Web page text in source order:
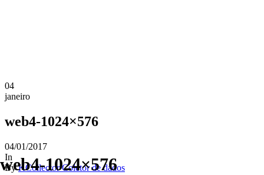
web4-1024×576
04
janeiro
web4-1024×576
04/01/2017
In
ByKCollector Coletor de dados